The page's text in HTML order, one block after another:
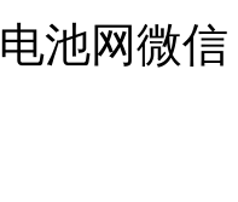
电池网微信